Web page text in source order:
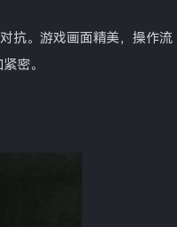
抗。游戏画面精美，操作流
密。